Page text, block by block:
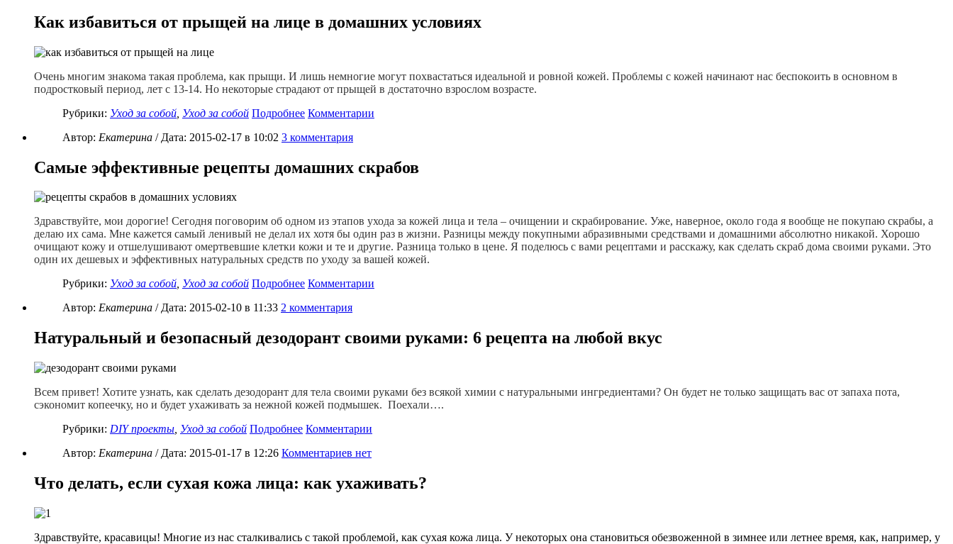
Как избавиться от прыщей на лице в домашних условиях
Очень многим знакома такая проблема, как прыщи. И лишь немногие могут похвастаться идеальной и ровной кожей. Проблемы с кожей начинают нас беспокоить в основном в
подростковый период, лет с 13-14. Но некоторые страдают от прыщей в достаточно взрослом возрасте.
Рубрики: Уход за собой Уход за собой Подробнее Комментарии
Автор: Екатерина / Дата: 2015-02-17 в 10:02 3 комментария
Самые эффективные рецепты домашних скрабов
Здравствуйте, мои дорогие! Сегодня поговорим об одном из этапов ухода за кожей лица и тела – очищении и скрабирование. Уже, наверное, около года я вообще не покупаю скрабы, а
делаю их сама. Мне кажется самый ленивый не делал их хотя бы один раз в жизни. Разницы между покупными абразивными средствами и домашними абсолютно никакой. Хорошо
очищают кожу и отшелушивают омертвевшие клетки кожи и те и другие. Разница только в цене. Я поделюсь с вами рецептами и расскажу, как сделать скраб дома своими руками. Это
один их дешевых и эффективных натуральных средств по уходу за вашей кожей.
Рубрики: Уход за собой, Уход за собой Подробнее Комментарии
Автор: Екатерина / Дата: 2015-02-10 в 11:33 2 комментария
Натуральный и безопасный дезодорант своими руками: 6 рецепта на любой вкус
Всем привет! Хотите узнать, как сделать дезодорант для тела своими руками без всякой химии с натуральными ингредиентами? Он будет не только защищать вас от запаха пота,
сэкономит копеечку, но и будет ухаживать за нежной кожей подмышек. Поехали….
Рубрики: DIY проекты Уход за собой Подробнее Комментарии
Автор: Екатерина / Дата: 2015-01-17 в 12:26 Комментариев нет
Что делать, если сухая кожа лица: как ухаживать?
Здравствуйте, красавицы! Многие из нас сталкивались с такой проблемой, как сухая кожа лица. У некоторых она становиться обезвоженной в зимнее или летнее время, как, например, у